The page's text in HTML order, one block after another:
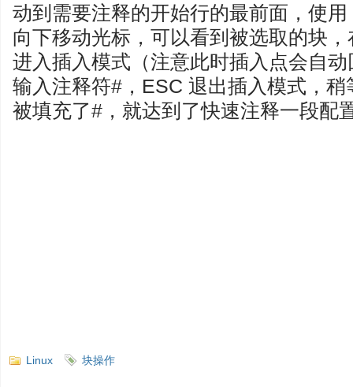
动到需要注释的开始行的最前面，使
向下移动光标，可以看到被选取的块
进入插入模式（注意此时插入点会自
输入注释符#，ESC 退出插入模式，
被填充了#，就达到了快速注释一段配
Linux 块操作